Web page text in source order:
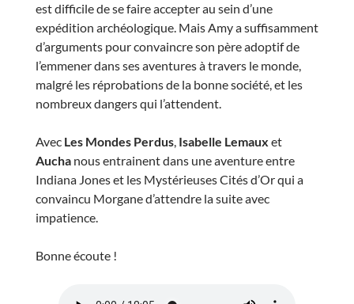
est difficile de se faire accepter au sein d’une
expédition archéologique. Mais Amy a suffisamment
d’arguments pour convaincre son père adoptif de
l’emmener dans ses aventures à travers le monde,
malgré les réprobations de la bonne société, et les
nombreux dangers qui l’attendent.
Avec Les Mondes Perdus, Isabelle Lemaux et
Aucha nous entrainent dans une aventure entre
Indiana Jones et les Mystérieuses Cités d’Or qui a
convaincu Morgane d’attendre la suite avec
impatience.
Bonne écoute !